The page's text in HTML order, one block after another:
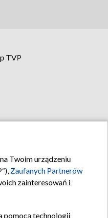
TVP
Twoim urządzeniu
Zaufanych Partnerów
zainteresowań i
pomocą technologii